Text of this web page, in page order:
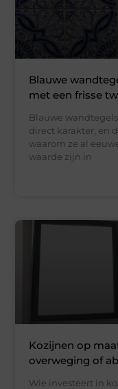
Blauwe
met een frisse
Blauwe
direct karakter, en
waarom ze al
waarde zijn in
Kozijnen op
overweging of
Wie investeert in